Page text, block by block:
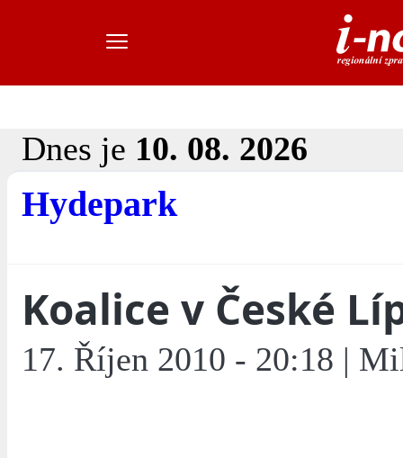
Dnes je 10. 08. 2026
Hydepark
Koalice v České
17. Říjen 2010 - 20:18 |